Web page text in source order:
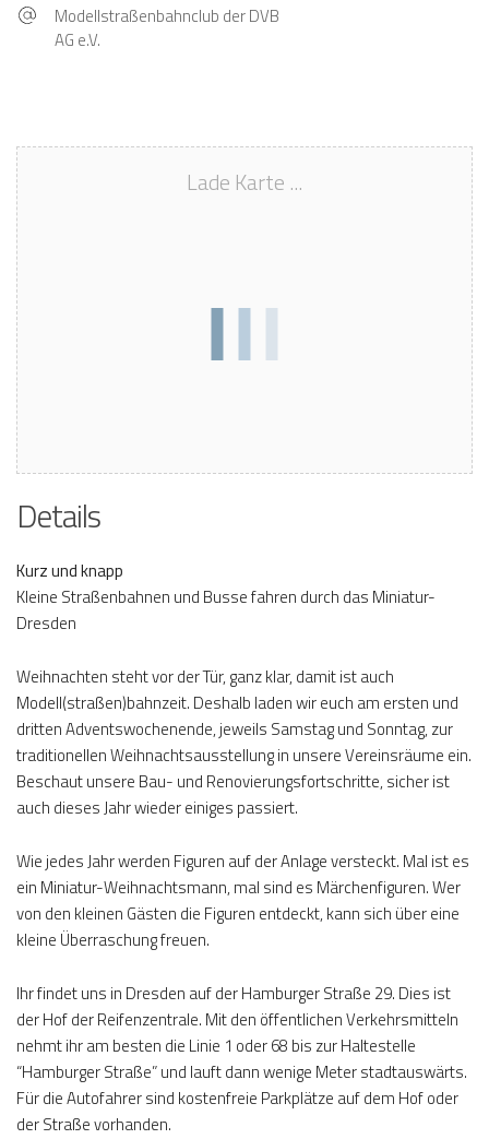
Modellstraßenbahnclub der DVB
AG e.V.
Lade Karte ...
Details
Kurz und knapp
Kleine Straßenbahnen und Busse fahren durch das Miniatur-
Dresden
Weihnachten steht vor der Tür, ganz klar, damit ist auch
Modell(straßen)bahnzeit. Deshalb laden wir euch am ersten und
dritten Adventswochenende, jeweils Samstag und Sonntag, zur
traditionellen Weihnachtsausstellung in unsere Vereinsräume ein.
Beschaut unsere Bau- und Renovierungsfortschritte, sicher ist
auch dieses Jahr wieder einiges passiert.
Wie jedes Jahr werden Figuren auf der Anlage versteckt. Mal ist es
ein Miniatur-Weihnachtsmann, mal sind es Märchenfiguren. Wer
von den kleinen Gästen die Figuren entdeckt, kann sich über eine
kleine Überraschung freuen.
Ihr findet uns in Dresden auf der Hamburger Straße 29. Dies ist
der Hof der Reifenzentrale. Mit den öffentlichen Verkehrsmitteln
nehmt ihr am besten die Linie 1 oder 68 bis zur Haltestelle
“Hamburger Straße” und lauft dann wenige Meter stadtauswärts.
Für die Autofahrer sind kostenfreie Parkplätze auf dem Hof oder
der Straße vorhanden.